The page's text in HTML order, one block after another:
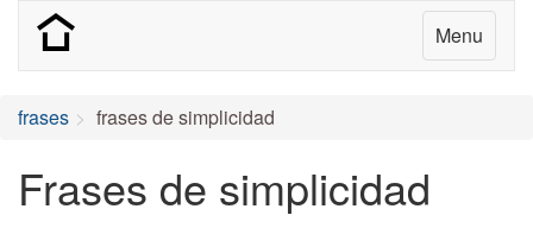
Menu
frases frases de simplicidad
Frases de simplicidad